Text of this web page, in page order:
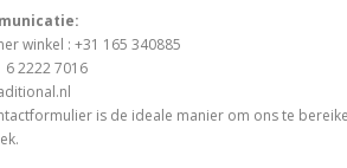
winkel : +31 165 340885
6 2222 7016
is de ideale manier om ons te